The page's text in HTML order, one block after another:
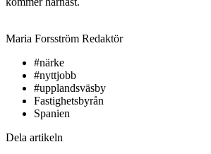
Maria Forsström Redaktör
#närke
#nyttjobb
#upplandsväsby
Fastighetsbyrån
Spanien
Dela artikeln